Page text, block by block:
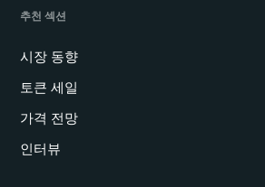
추천 섹션
시장 동향
토큰 세일
가격 전망
인터뷰